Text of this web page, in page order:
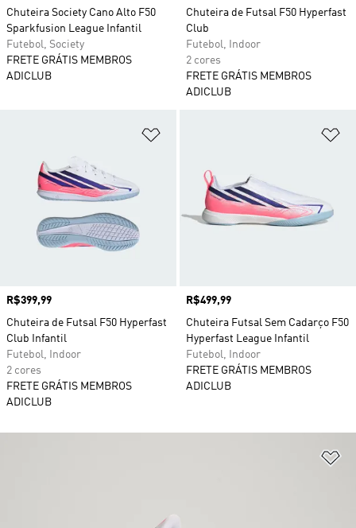
Chuteira Society Cano Alto F50
Sparkfusion League Infantil
Futebol, Society
FRETE GRÁTIS MEMBROS
ADICLUB
Chuteira de Futsal F50 Hyperfast
Club
Futebol, Indoor
2 cores
FRETE GRÁTIS MEMBROS
ADICLUB
Preço
R$399,99
Chuteira de Futsal F50 Hyperfast
Club Infantil
Futebol, Indoor
2 cores
FRETE GRÁTIS MEMBROS
ADICLUB
Preço
R$499,99
Chuteira Futsal Sem Cadarço F50
Hyperfast League Infantil
Futebol, Indoor
FRETE GRÁTIS MEMBROS
ADICLUB